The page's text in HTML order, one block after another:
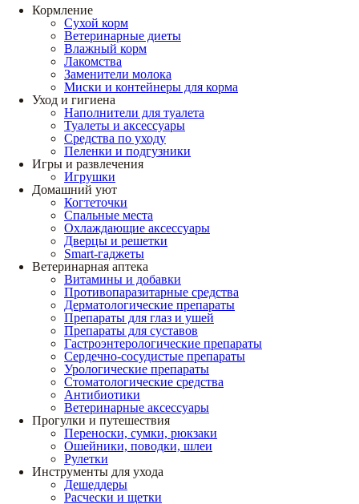
Кормление
Сухой корм
Ветеринарные диеты
Влажный корм
Лакомства
Заменители молока
Миски и контейнеры для корма
Уход и гигиена
Наполнители для туалета
Туалеты и аксессуары
Средства по уходу
Пеленки и подгузники
Игры и развлечения
Игрушки
Домашний уют
Когтеточки
Спальные места
Охлаждающие аксессуары
Дверцы и решетки
Smart-гаджеты
Ветеринарная аптека
Витамины и добавки
Противопаразитарные средства
Дерматологические препараты
Препараты для глаз и ушей
Препараты для суставов
Гастроэнтерологические препараты
Сердечно-сосудистые препараты
Урологические препараты
Стоматологические средства
Антибиотики
Ветеринарные аксессуары
Прогулки и путешествия
Переноски, сумки, рюкзаки
Ошейники, поводки, шлеи
Рулетки
Инструменты для ухода
Дешеддеры
Расчески и щетки